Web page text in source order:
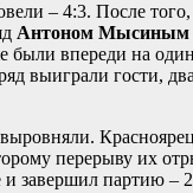
– 4:3. После
Антоном Мысиным
были впереди на
выиграли гости,
Красноярец
перерыву их
завершил партию –